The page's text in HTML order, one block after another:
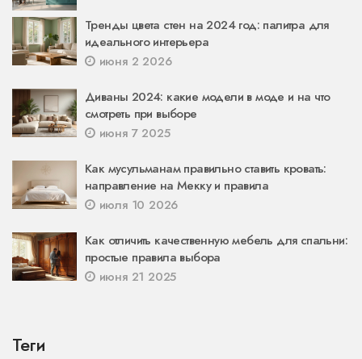
Тренды цвета стен на 2024 год: палитра для
идеального интерьера
июня 2 2026
Диваны 2024: какие модели в моде и на что
смотреть при выборе
июня 7 2025
Как мусульманам правильно ставить кровать:
направление на Мекку и правила
июля 10 2026
Как отличить качественную мебель для спальни:
простые правила выбора
июня 21 2025
Теги